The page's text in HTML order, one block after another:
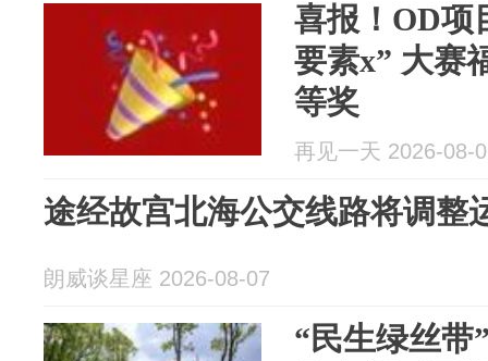
喜报！OD项
要素x” 大赛
等奖
再见一天 2026-08-
途经故宫北海公交线路将调整
朗威谈星座 2026-08-07
“民生绿丝带